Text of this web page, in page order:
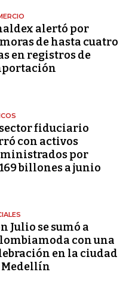
alertó por
de hasta cuatro
en registros de
fiduciario
con activos
por
billones a junio
Julio se sumó a
con una
en la ciudad
Medellín